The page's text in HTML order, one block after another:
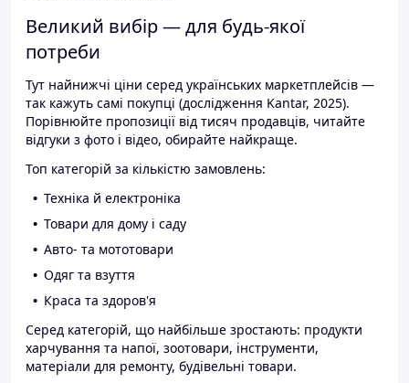
Великий вибір — для будь-якої
потреби
Тут найнижчі ціни серед українських маркетплейсів —
так кажуть самі покупці (дослідження Kantar, 2025).
Порівнюйте пропозиції від тисяч продавців, читайте
відгуки з фото і відео, обирайте найкраще.
Топ категорій за кількістю замовлень:
Техніка й електроніка
Товари для дому і саду
Авто- та мототовари
Одяг та взуття
Краса та здоров'я
Серед категорій, що найбільше зростають: продукти
харчування та напої, зоотовари, інструменти,
матеріали для ремонту, будівельні товари.